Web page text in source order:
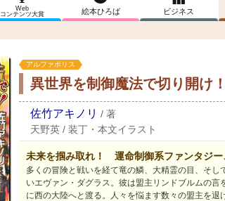
Web
コンテンツ大賞
絵本ひろば ビジネス
アルファポリス
異世界を制御魔法で切り開け
佐竹アキノリ / 著
天野英 / 装丁・本文イラスト
未来を掴み取れ！ 運命制御系ファンタジー
多くの冒険と戦いを経て竜の鱗、大精霊の目、そし
いエヴァン・ダグラス。彼は盟主リンドブルムの
に西の大陸へと渡る。人々を悩ます数々の盟主を退